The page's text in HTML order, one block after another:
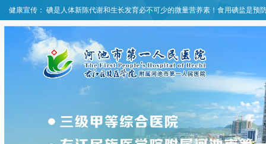
健康宣传： 碘是人体新陈代谢和生长发育必不可少的微量营养素！食用碘盐是预